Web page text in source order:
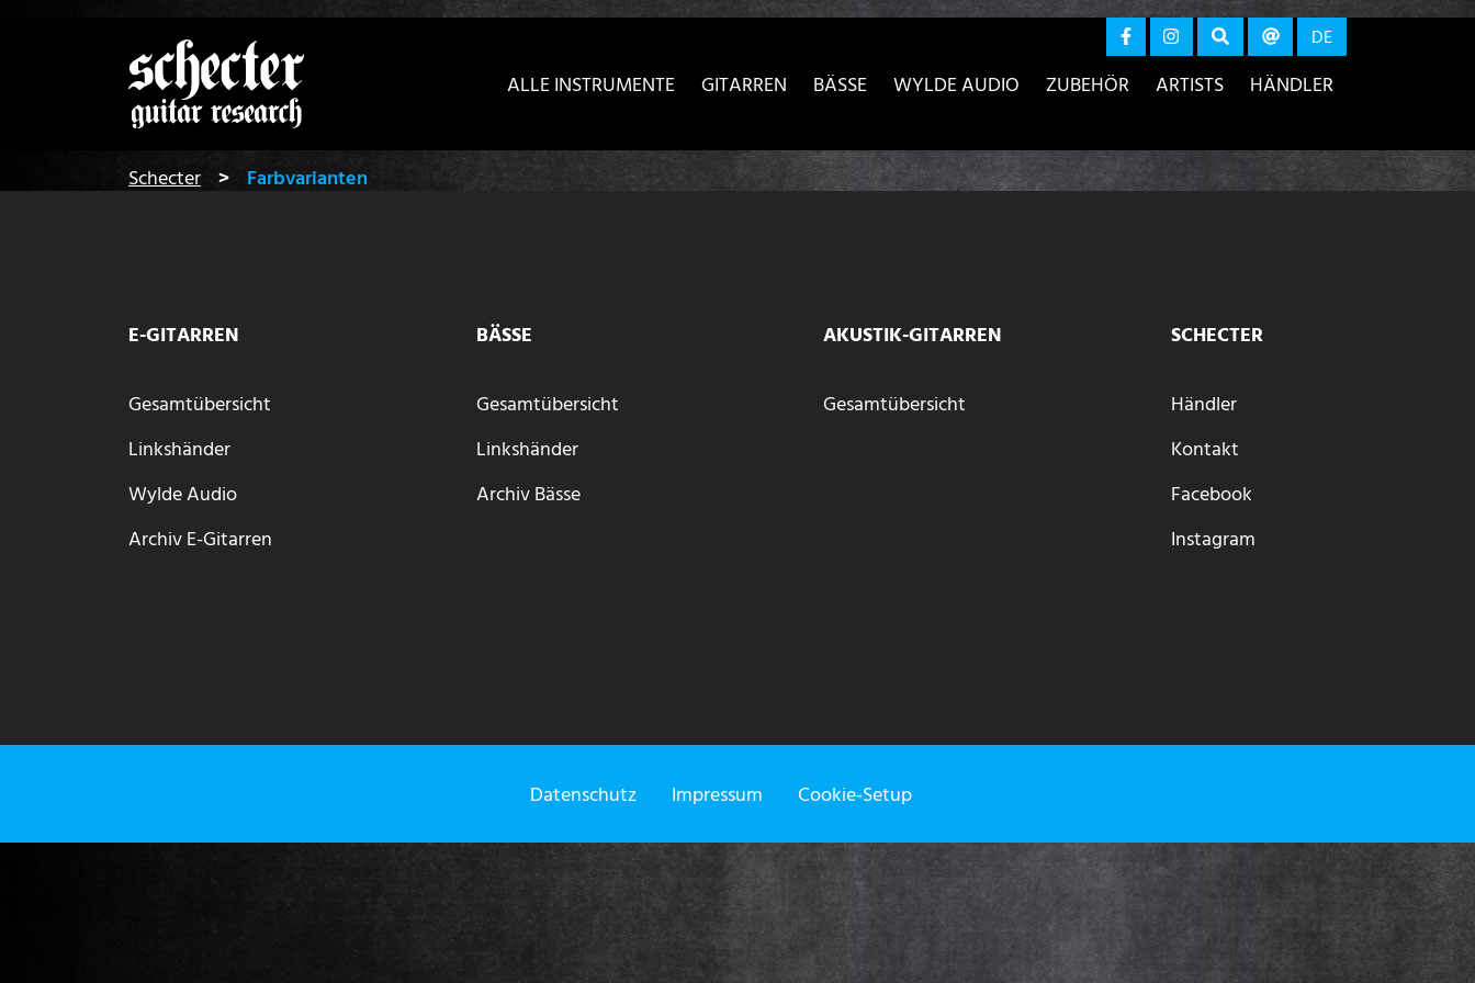
Zeige besser passende Version dieser SeiteDiese Meldung nicht mehr anzeigen
ALLE INSTRUMENTE GITARREN BÄSSE WYLDE AUDIO ZUBEHÖR ARTISTS HÄNDLER
DE
Schecter Farbvarianten
E-GITARREN
Gesamtübersicht
Linkshänder
Wylde Audio
Archiv E-Gitarren
BÄSSE
Gesamtübersicht
Linkshänder
Archiv Bässe
AKUSTIK-GITARREN
Gesamtübersicht
SCHECTER
Händler
Kontakt
Facebook
Instagram
Datenschutz Impressum Cookie-Setup